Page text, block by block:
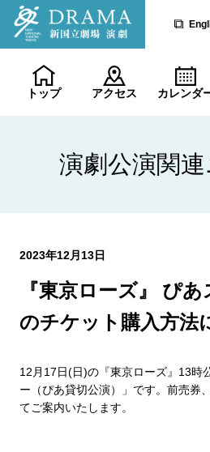
トップ アクセス カレンダ
演劇公演関
2023年12月13日
『東京ローズ』 ぴ
のチケット購入方法
12月17日(日)の『東京ローズ』13時
ー（ぴあ貸切公演）」です。前売券
てご案内いたします。